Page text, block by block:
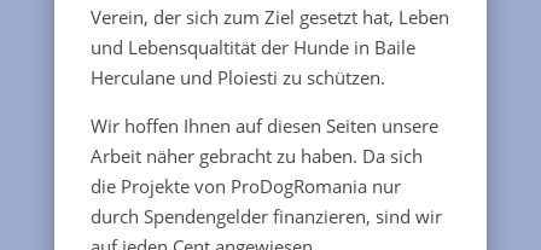
Verein, der sich zum Ziel gesetzt hat, Leben
und Lebensqualtität der Hunde in Baile
Herculane und Ploiesti zu schützen.
Wir hoffen Ihnen auf diesen Seiten unsere
Arbeit näher gebracht zu haben. Da sich
die Projekte von ProDogRomania nur
durch Spendengelder finanzieren, sind wir